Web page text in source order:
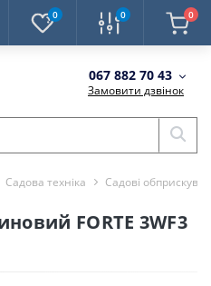
0 0 0
067 882 70 43
Замовити дзвінок
Садова техніка Садові
FORTE 3WF3